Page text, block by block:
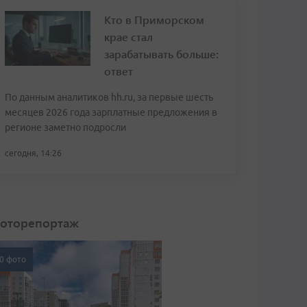
Кто в Приморском
крае стал
зарабатывать больше:
ответ
По данным аналитиков hh.ru, за первые шесть
месяцев 2026 года зарплатные предложения в
регионе заметно подросли
сегодня, 14:26
фото